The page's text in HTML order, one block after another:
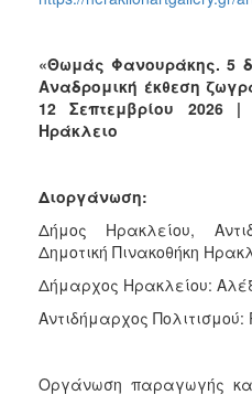
«Θωμάς Φανουράκης. 5
Αναδρομική έκθεση
12 Σεπτεμβρίου 2026
Ηράκλειο
Διοργάνωση:
Δήμος Ηρακλείου,
Δημοτική Πινακοθήκη
Δήμαρχος Ηρακλείου:
Αντιδήμαρχος
Οργάνωση παραγωγής